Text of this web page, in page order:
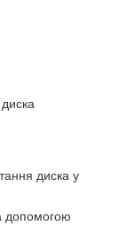
диска у
допомогою